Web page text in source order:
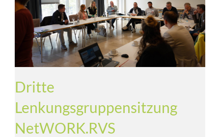
Dritte
Lenkungsgruppensitzung
NetWORK.RVS